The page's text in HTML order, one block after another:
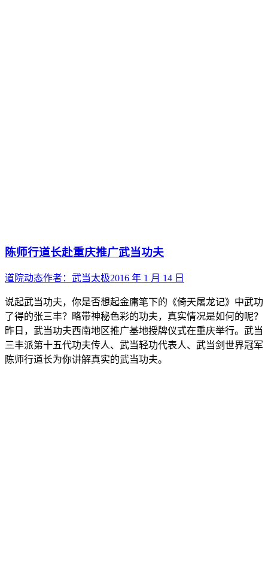
陈师行道长赴重庆推广武当功夫
道院动态作者： 武当太极2016 年 1 月 14 日
说起武当功夫，你是否想起金庸笔下的《倚天屠龙记》中武功
了得的张三丰？略带神秘色彩的功夫，真实情况是如何的呢？
昨日，武当功夫西南地区推广基地授牌仪式在重庆举行。武当
三丰派第十五代功夫传人、武当轻功代表人、武当剑世界冠军
陈师行道长为你讲解真实的武当功夫。